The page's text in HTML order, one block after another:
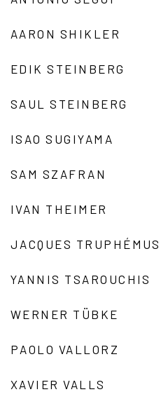
AARON SHIKLER
EDIK STEINBERG
SAUL STEINBERG
ISAO SUGIYAMA
SAM SZAFRAN
IVAN THEIMER
JACQUES TRUPHÉMUS
YANNIS TSAROUCHIS
WERNER TÜBKE
PAOLO VALLORZ
XAVIER VALLS